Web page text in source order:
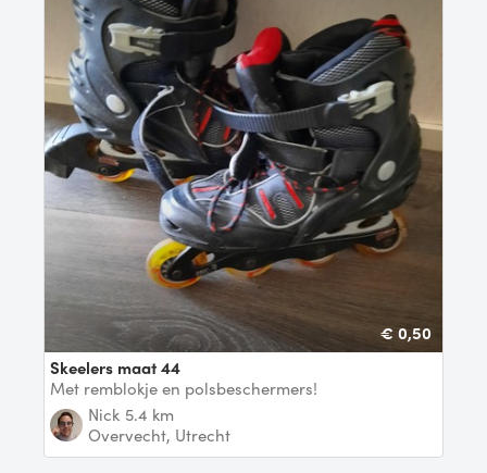
€ 0,50
Skeelers maat 44
Met remblokje en polsbeschermers!
Nick 5.4 km
Overvecht, Utrecht